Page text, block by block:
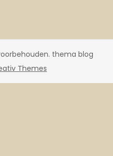
thema blog
Themes